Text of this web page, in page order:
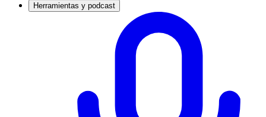
Herramientas y podcast